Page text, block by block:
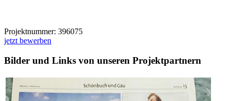
Projektnummer: 396075
jetzt bewerben
Bilder und Links von unseren Projektpartnern